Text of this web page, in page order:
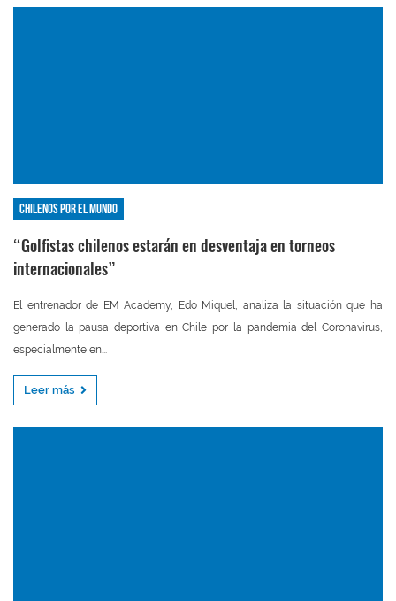
Chilenos por el mundo
“Golfistas chilenos estarán en desventaja en torneos
internacionales”
El entrenador de EM Academy, Edo Miquel, analiza la situación que ha
generado la pausa deportiva en Chile por la pandemia del Coronavirus,
especialmente en...
Leer más